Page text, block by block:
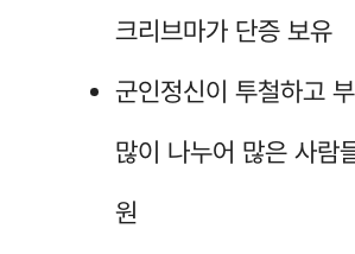
크리브마가 단증 보유
군인정신이 투철하고
많이 나누어 많은 사람
원